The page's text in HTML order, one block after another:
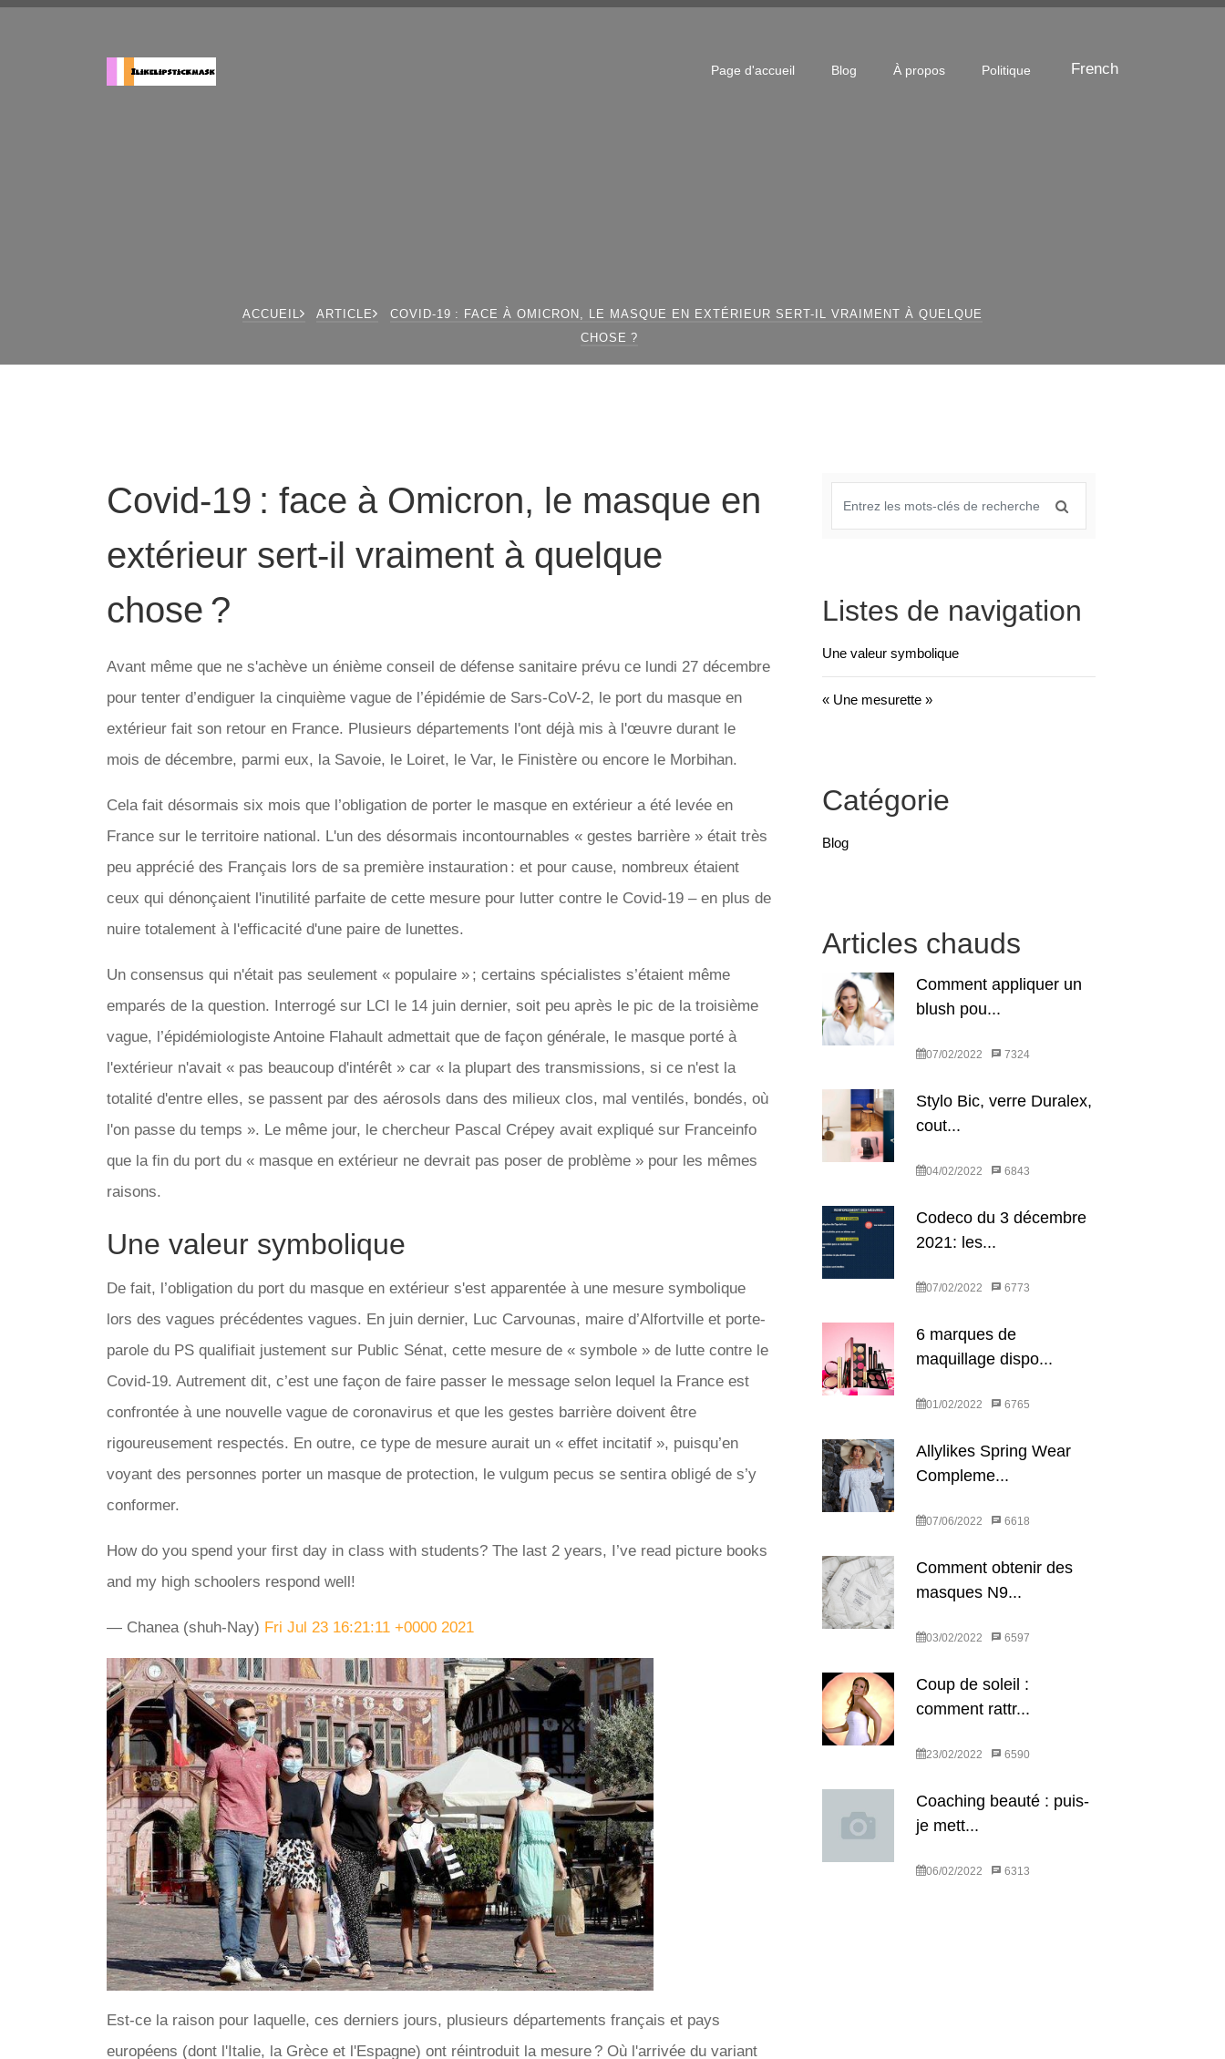
Page d'accueil Blog À propos Politique French
ACCUEIL ARTICLE
COVID-19 : FACE À OMICRON, LE MASQUE EN EXTÉRIEUR SERT-IL VRAIMENT À QUELQUE
CHOSE ?
Covid-19 : face à Omicron, le masque en
extérieur sert-il vraiment à quelque
chose ?
Avant même que ne s'achève un énième conseil de défense sanitaire prévu ce lundi 27 décembre
pour tenter d’endiguer la cinquième vague de l’épidémie de Sars-CoV-2, le port du masque en
extérieur fait son retour en France. Plusieurs départements l'ont déjà mis à l'œuvre durant le
mois de décembre, parmi eux, la Savoie, le Loiret, le Var, le Finistère ou encore le Morbihan.
Cela fait désormais six mois que l’obligation de porter le masque en extérieur a été levée en
France sur le territoire national. L'un des désormais incontournables « gestes barrière » était très
peu apprécié des Français lors de sa première instauration : et pour cause, nombreux étaient
ceux qui dénonçaient l'inutilité parfaite de cette mesure pour lutter contre le Covid-19 – en plus de
nuire totalement à l'efficacité d'une paire de lunettes.
Un consensus qui n'était pas seulement « populaire » ; certains spécialistes s’étaient même
emparés de la question. Interrogé sur LCI le 14 juin dernier, soit peu après le pic de la troisième
vague, l’épidémiologiste Antoine Flahault admettait que de façon générale, le masque porté à
l'extérieur n'avait « pas beaucoup d'intérêt » car « la plupart des transmissions, si ce n'est la
totalité d'entre elles, se passent par des aérosols dans des milieux clos, mal ventilés, bondés, où
l'on passe du temps ». Le même jour, le chercheur Pascal Crépey avait expliqué sur Franceinfo
que la fin du port du « masque en extérieur ne devrait pas poser de problème » pour les mêmes
raisons.
Une valeur symbolique
De fait, l’obligation du port du masque en extérieur s'est apparentée à une mesure symbolique
lors des vagues précédentes vagues. En juin dernier, Luc Carvounas, maire d’Alfortville et porte-
parole du PS qualifiait justement sur Public Sénat, cette mesure de « symbole » de lutte contre le
Covid-19. Autrement dit, c’est une façon de faire passer le message selon lequel la France est
confrontée à une nouvelle vague de coronavirus et que les gestes barrière doivent être
rigoureusement respectés. En outre, ce type de mesure aurait un « effet incitatif », puisqu’en
voyant des personnes porter un masque de protection, le vulgum pecus se sentira obligé de s’y
conformer.
How do you spend your first day in class with students? The last 2 years, I’ve read picture books
and my high schoolers respond well!
— Chanea (shuh-Nay) Fri Jul 23 16:21:11 +0000 2021
Est-ce la raison pour laquelle, ces derniers jours, plusieurs départements français et pays
européens (dont l'Italie, la Grèce et l'Espagne) ont réintroduit la mesure ? Où l'arrivée du variant
Listes de navigation
Une valeur symbolique
« Une mesurette »
Catégorie
Blog
Articles chauds
Comment appliquer un
blush pou...
07/02/2022 7324
Stylo Bic, verre Duralex,
cout...
04/02/2022 6843
Codeco du 3 décembre
2021: les...
07/02/2022 6773
6 marques de
maquillage dispo...
01/02/2022 6765
Allylikes Spring Wear
Compleme...
07/06/2022 6618
Comment obtenir des
masques N9...
03/02/2022 6597
Coup de soleil :
comment rattr...
23/02/2022 6590
Coaching beauté : puis-
je mett...
06/02/2022 6313